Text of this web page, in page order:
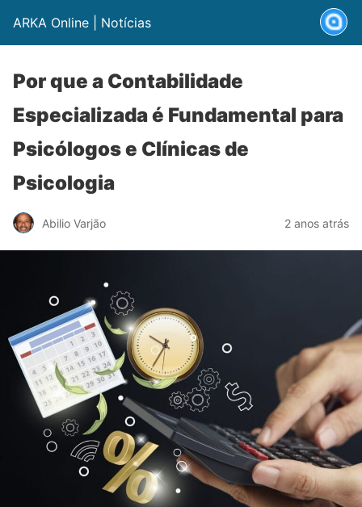
ARKA Online | Notícias
Por que a Contabilidade
Especializada é Fundamental para
Psicólogos e Clínicas de
Psicologia
Abilio Varjão 2 anos atrás